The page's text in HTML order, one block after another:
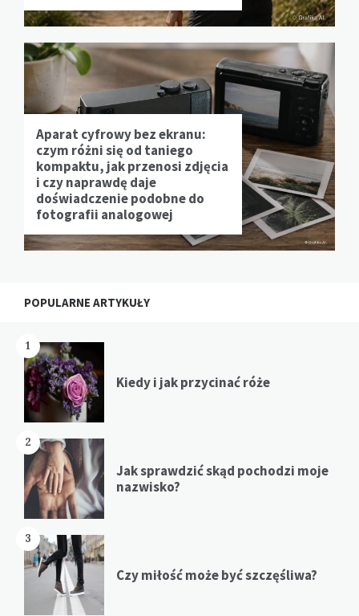
Aparat cyfrowy bez ekranu:
czym różni się od taniego
kompaktu, jak przenosi zdjęcia
i czy naprawdę daje
doświadczenie podobne do
fotografii analogowej
POPULARNE ARTYKUŁY
1
Kiedy i jak przycinać róże
2
Jak sprawdzić skąd pochodzi moje
nazwisko?
3
Czy miłość może być szczęśliwa?